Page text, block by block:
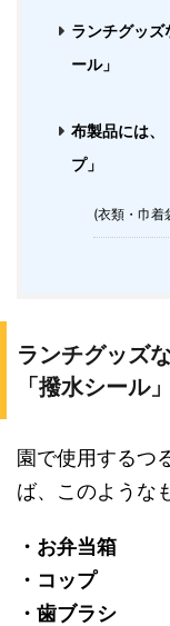
ランチグッズ
ール」
布製品には、
プ」
(衣類・巾着
ランチグッズ
「撥水シール」
園で使用するつ
ば、このような
・お弁当箱
・コップ
・歯ブラシ